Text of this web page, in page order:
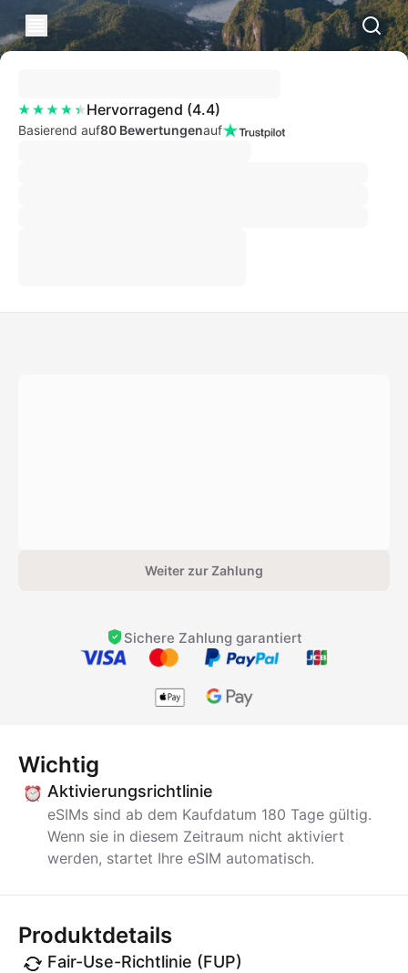
Hervorragend (4.4)
Basierend auf80 Bewertungenauf
Weiter zur Zahlung
Sichere Zahlung garantiert
Wichtig
Aktivierungsrichtlinie
eSIMs sind ab dem Kaufdatum 180 Tage gültig.
Wenn sie in diesem Zeitraum nicht aktiviert
werden, startet Ihre eSIM automatisch.
Produktdetails
Fair-Use-Richtlinie (FUP)